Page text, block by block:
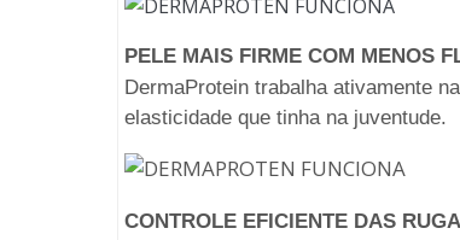
PELE MAIS FIRME COM MENOS
DermaProtein trabalha ativamente
elasticidade que tinha na juventude.
CONTROLE EFICIENTE DAS